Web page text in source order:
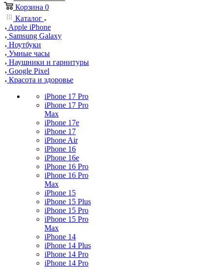
Корзина 0
Каталог
Apple iPhone
Samsung Galaxy
Ноутбуки
Умные часы
Наушники и гарнитуры
Google Pixel
Красота и здоровье
iPhone 17 Pro
iPhone 17 Pro
Max
iPhone 17e
iPhone 17
iPhone Air
iPhone 16
iPhone 16e
iPhone 16 Pro
iPhone 16 Pro
Max
iPhone 15
iPhone 15 Plus
iPhone 15 Pro
iPhone 15 Pro
Max
iPhone 14
iPhone 14 Plus
iPhone 14 Pro
iPhone 14 Pro